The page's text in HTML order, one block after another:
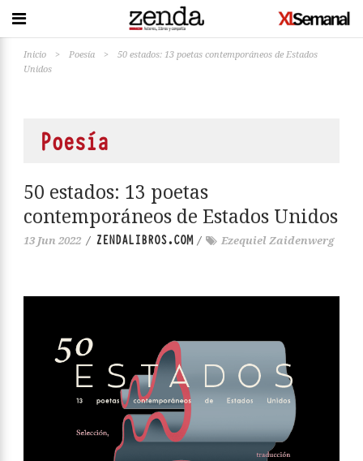
Inicio > Poesía >
50 estados: 13 poetas contemporáneos de Estados
Unidos
Poesía
50 estados: 13 poetas
contemporáneos de Estados Unidos
13 Jun 2022 / ZENDALIBROS.COM/ Ezequiel Zaidenwerg